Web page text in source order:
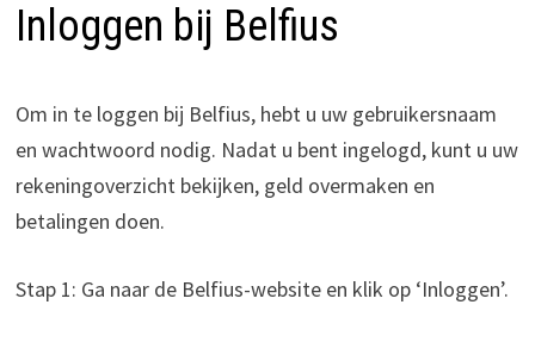
Inloggen bij Belfius
Om in te loggen bij Belfius, hebt u uw gebruikersnaam
en wachtwoord nodig. Nadat u bent ingelogd, kunt u uw
rekeningoverzicht bekijken, geld overmaken en
betalingen doen.
Stap 1: Ga naar de Belfius-website en klik op ‘Inloggen’.